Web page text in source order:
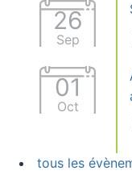
26
Sep
01
Oct
tous les